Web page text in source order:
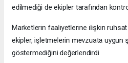
edilmediği de ekipler tarafından
Marketlerin faaliyetlerine ilişkin
ekipler, işletmelerin mevzuata uygun
göstermediğini değerlendirdi.